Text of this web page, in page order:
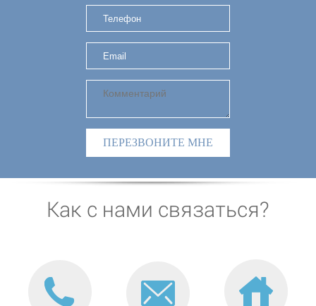
ПЕРЕЗВОНИТЕ МНЕ
Как с нами связаться?